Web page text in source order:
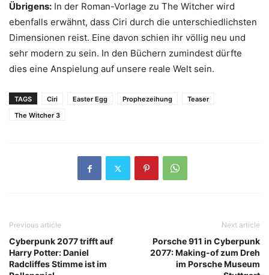
Übrigens: In der Roman-Vorlage zu The Witcher wird
ebenfalls erwähnt, dass Ciri durch die unterschiedlichsten
Dimensionen reist. Eine davon schien ihr völlig neu und
sehr modern zu sein. In den Büchern zumindest dürfte
dies eine Anspielung auf unsere reale Welt sein.
TAGS Ciri Easter Egg Prophezeihung
Teaser
The Witcher 3
Previous article
Cyberpunk 2077 trifft auf
Harry Potter: Daniel
Radcliffes Stimme ist im
Next article
Porsche 911 in Cyberpunk
2077: Making-of zum Dreh
im Porsche Museum